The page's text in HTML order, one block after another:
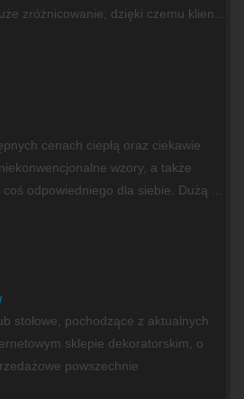
zróżnicowanie, dzięki czemu klien...
cenach ciepłą oraz ciekawie
wzory, a także
odpowiedniego dla siebie. Dużą ...
stołowe, pochodzące z aktualnych
sklepie dekoratorskim, o
powszechnie